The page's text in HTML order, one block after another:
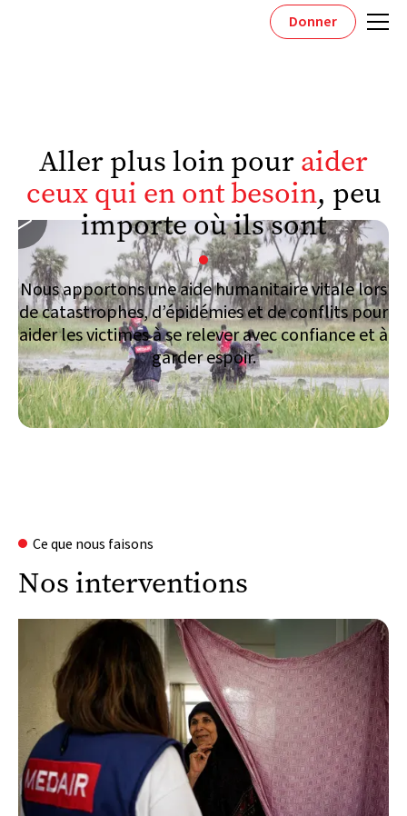
Donner
Aller plus loin pouraider
ceux qui en ont besoin, peu
importe où ils sont
Nous apportons une aide humanitaire vitale lors
de catastrophes, d’épidémies et de conflits pour
aider les victimes à se relever avec confiance et à
garder espoir.

Ce que nous faisons
Nos interventions